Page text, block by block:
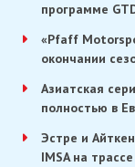
программе
«Pfaff
окончании
Азиатская
полностью в
Эстре и
IMSA на